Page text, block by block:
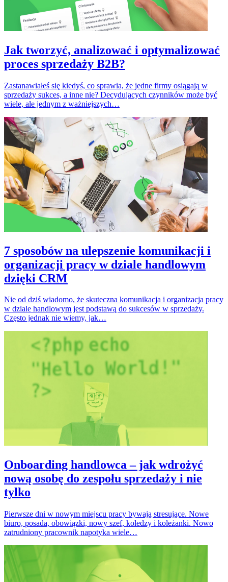
Jak tworzyć, analizować i optymalizować
proces sprzedaży B2B?
Zastanawiałeś się kiedyś, co sprawia, że jedne firmy osiągają w
sprzedaży sukces, a inne nie? Decydujacych czynników może być
wiele, ale jednym z ważniejszych…
7 sposobów na ulepszenie komunikacji i
organizacji pracy w dziale handlowym
dzięki CRM
Nie od dziś wiadomo, że skuteczna komunikacja i organizacja pracy
w dziale handlowym jest podstawą do sukcesów w sprzedaży.
Często jednak nie wiemy, jak…
Onboarding handlowca – jak wdrożyć
nową osobę do zespołu sprzedaży i nie
tylko
Pierwsze dni w nowym miejscu pracy bywają stresujące. Nowe
biuro, posada, obowiązki, nowy szef, koledzy i koleżanki. Nowo
zatrudniony pracownik napotyka wiele…